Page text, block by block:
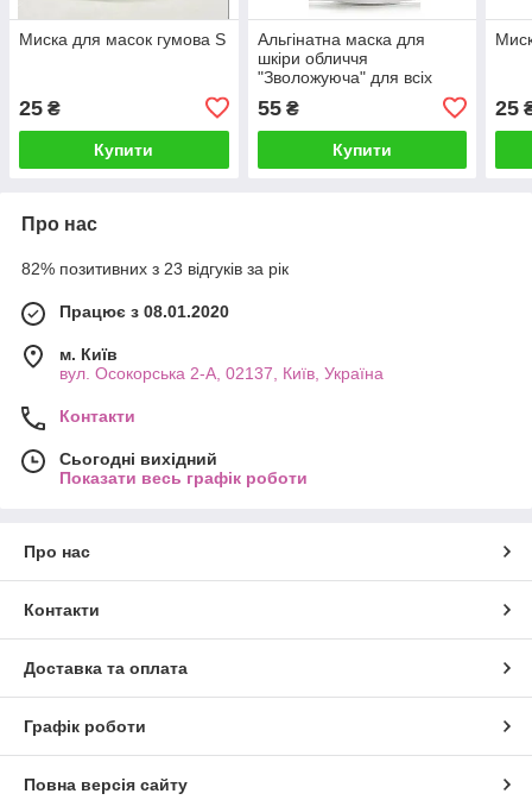
Миска для масок гумова S
25 ₴
Купити
Альгінатна маска для
шкіри обличчя
"Зволожуюча" для всіх
55₴
Купити
25
Про нас
82% позитивних з 23 відгуків за рік
Працює з 08.01.2020
м. Київ
вул. Осокорська 2-А, 02137, Київ, Україна
Контакти
Сьогодні вихідний
Показати весь графік роботи
Про нас
Контакти
Доставка та оплата
Графік роботи
Повна версія сайту